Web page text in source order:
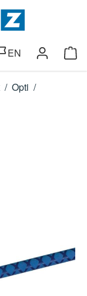
0 wishlist items
EN
/ Opti /